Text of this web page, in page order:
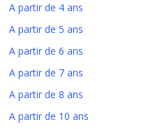
A partir de 4 ans
A partir de 5 ans
A partir de 6 ans
A partir de 7 ans
A partir de 8 ans
A partir de 10 ans